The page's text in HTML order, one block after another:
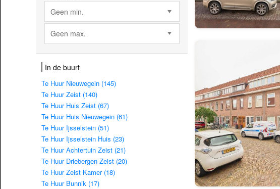
Geen min.
Geen max.
In de buurt
Te Huur Nieuwegein (145)
Te Huur Zeist (140)
Te Huur Huis Zeist (67)
Te Huur Huis Nieuwegein (61)
Te Huur Ijsselstein (51)
Te Huur Ijsselstein Huis (23)
Te Huur Achtertuin Zeist (21)
Te Huur Driebergen Zeist (20)
Te Huur Zeist Kamer (18)
Te Huur Bunnik (17)